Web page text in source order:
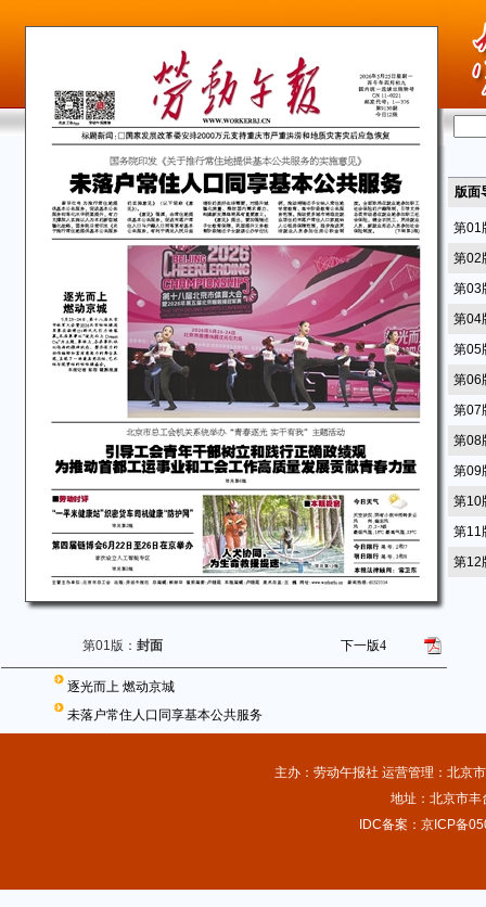
第01版： 封面 下一版4
逐光而上 燃动京城
未落户常住人口同享基本公共服务
版面
第01
第02
第03
第04
第05
第06
第07
第08
第09
第10
第11
第12
主办：劳动午报社 运营管理：北京
地址：北京市
IDC备案：京ICP备